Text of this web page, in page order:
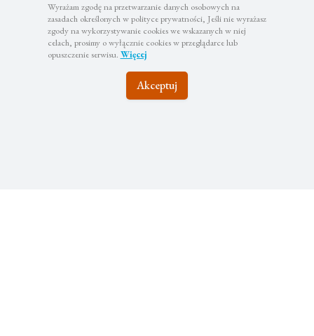
Wyrażam zgodę na przetwarzanie danych osobowych na
zasadach określonych w polityce prywatności, Jeśli nie wyrażasz
zgody na wykorzystywanie cookies we wskazanych w niej
celach, prosimy o wyłącznie cookies w przeglądarce lub
opuszczenie serwisu. Więcej
Akceptuj